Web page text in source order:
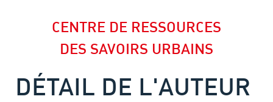
CENTRE DE RESSOURCES
DES SAVOIRS URBAINS
DÉTAIL DE L'AUTEUR